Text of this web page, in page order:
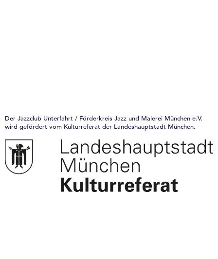
Der Jazzclub Unterfahrt / Förderkreis Jazz und Malerei München e.V.
wird gefördert vom Kulturreferat der Landeshauptstadt München.